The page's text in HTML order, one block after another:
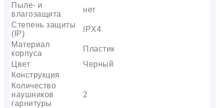
Пыле- и
влагозащита
нет
Степень защиты
(IP)
IPX4
Материал
корпуса
Пластик
Цвет
Черный
Конструкция
Количество
наушников
гарнитуры
2